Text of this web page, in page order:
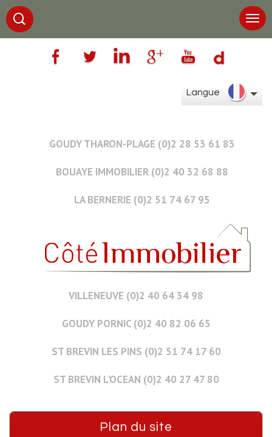
Langue
GOUDY THARON-PLAGE (0)2 28 53 61 83
BOUAYE IMMOBILIER (0)2 40 32 68 88
LA BERNERIE (0)2 51 74 67 95
VILLENEUVE (0)2 40 64 34 98
GOUDY PORNIC (0)2 40 82 06 65
ST BREVIN LES PINS (0)2 51 74 17 60
ST BREVIN L'OCEAN (0)2 40 27 47 80
Plan du site